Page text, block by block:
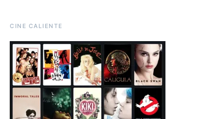
CINE CALIENTE